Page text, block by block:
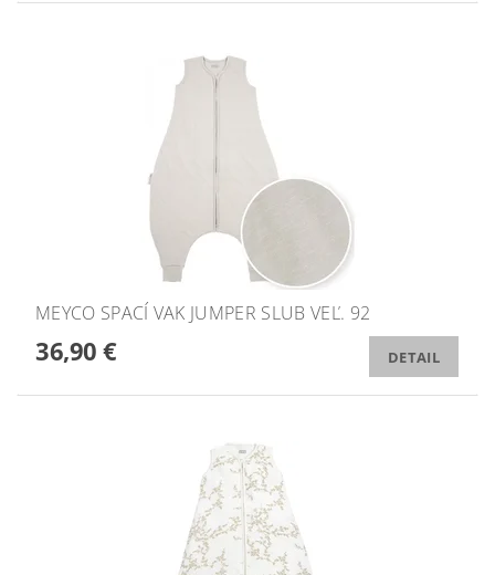
MEYCO SPACÍ VAK JUMPER SLUB VEĽ. 92
36,90 € DETAIL